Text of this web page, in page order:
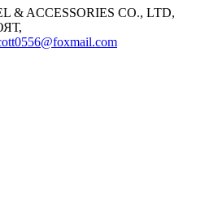
& ACCESSORIES CO., LTD,